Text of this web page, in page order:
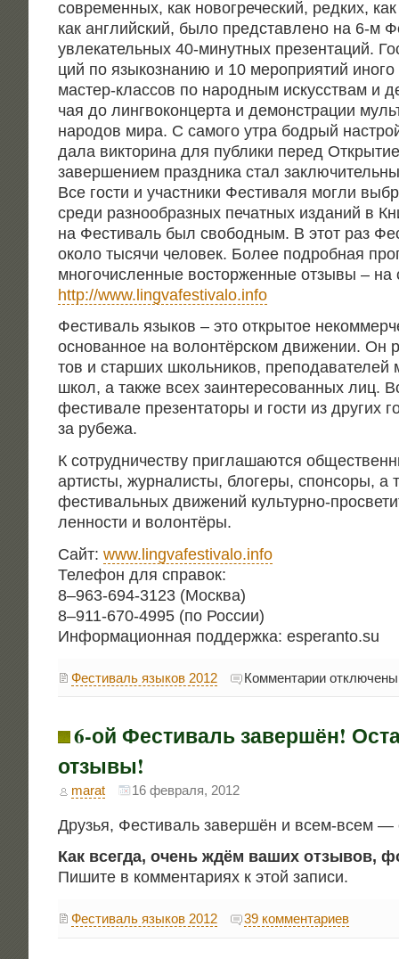
совре­мен­ных, как ново­гре­че­ский, ред­ких,
как англий­ский, было пред­став­ле­но на 6‑м
увле­ка­тель­ных 40-минут­ных пре­зен­та­ций.
ций по язы­ко­зна­нию и 10 меро­при­я­тий
мастер-клас­сов по народ­ным искус­ствам и
чая до линг­во­кон­цер­та и демон­стра­ции
наро­дов мира. С само­го утра бод­рый
да­ла вик­то­ри­на для пуб­ли­ки перед
завер­ше­ни­ем празд­ни­ка стал
Все гости и участ­ни­ки Фести­ва­ля мог­ли
сре­ди раз­но­об­раз­ных печат­ных изда­ний в
на Фести­валь был сво­бод­ным. В этот раз
око­ло тыся­чи чело­век. Более подроб­ная
мно­го­чис­лен­ные вос­тор­жен­ные отзы­вы – на
http://www.lingvafestivalo.info
Фести­валь язы­ков – это откры­тое
осно­ван­ное на волон­тёр­ском дви­же­нии. Он
тов и стар­ших школь­ни­ков, пре­по­да­ва­те­лей
школ, а так­же всех заин­те­ре­со­ван­ных лиц.
фести­ва­ле пре­зен­та­то­ры и гости из дру­гих
за рубежа.
К сотруд­ни­че­ству при­гла­ша­ют­ся
арти­сты, жур­на­ли­сты, бло­ге­ры, спон­со­ры, а
фести­валь­ных дви­же­ний куль­тур­но-
лен­но­сти и волонтёры.
Сайт: www.lingvafestivalo.info
Теле­фон для справок:
8–963-694‑3123 (Москва)
8–911-670‑4995 (по России)
Инфор­ма­ци­он­ная под­держ­ка: esperanto.su
Фестиваль языков 2012 Комментариик
записи
фестиваль
языков.
отключены
6‑ой Фестиваль завершён!
отзывы!
marat 16 февраля, 2012
Дру­зья, Фести­валь завер­шён и всем-всем —
Как все­гда, очень ждём ваших отзы­вов,
Пиши­те в ком­мен­та­ри­ях к этой записи.
Фестиваль языков 2012 39 комментариев